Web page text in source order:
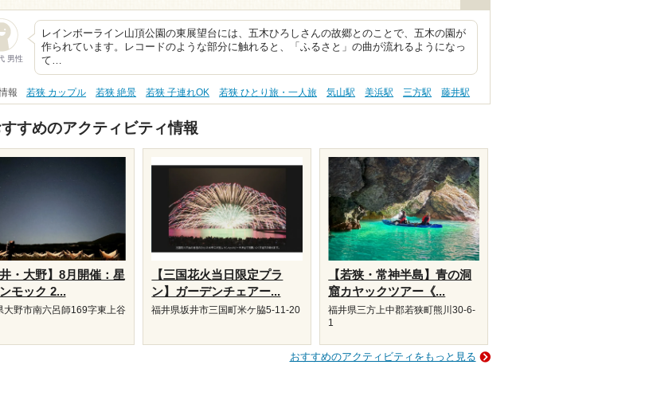
男性
レインボーライン山頂公園の東展望台には、五木ひろしさんの故郷とのことで、五木の園が
作られています。レコードのような部分に触れると、「ふるさと」の曲が流れるようになっ
て…
報 若狭 カップル 若狭 絶景 若狭 子連れOK 若狭 ひとり旅・一人旅 気山駅 美浜駅 三方駅 藤井駅
すめのアクティビティ情報
井・大野】8月開催：星
モック 2...
大野市南六呂師169字東上谷
【三国花火当日限定プラ
ン】ガーデンチェアー...
福井県坂井市三国町米ケ脇5-11-20
【若狭・常神半島】青の洞
窟カヤックツアー《...
福井県三方上中郡若狭町熊川30-6-
1
おすすめのアクティビティをもっと見る